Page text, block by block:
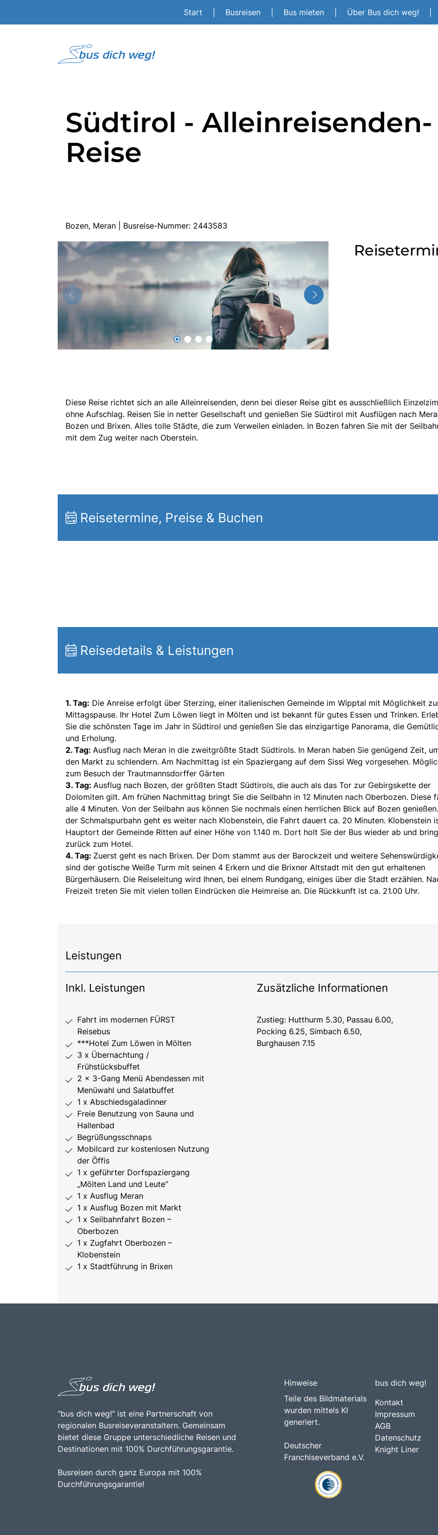
Start Busreisen Bus mieten Über Bus dich weg!
Südtirol - Alleinreisenden-
Reise
Bozen, Meran | Busreise-Nummer: 2443583
Diese Reise richtet sich an alle Alleinreisenden, denn bei dieser Reise gibt es ausschließlich
ohne Aufschlag. Reisen Sie in netter Gesellschaft und genießen Sie Südtirol mit Ausflügen nach
Bozen und Brixen. Alles tolle Städte, die zum Verweilen einladen. In Bozen fahren Sie mit der
mit dem Zug weiter nach Oberstein.
Reisetermine, Preise & Buchen
Reisedetails & Leistungen
1. Tag: Die Anreise erfolgt über Sterzing, einer italienischen Gemeinde im Wipptal mit Möglichkeit
Mittagspause. Ihr Hotel Zum Löwen liegt in Mölten und ist bekannt für gutes Essen und Trinken.
Sie die schönsten Tage im Jahr in Südtirol und genießen Sie das einzigartige Panorama, die
und Erholung.
2. Tag: Ausflug nach Meran in die zweitgrößte Stadt Südtirols. In Meran haben Sie genügend Zeit,
den Markt zu schlendern. Am Nachmittag ist ein Spaziergang auf dem Sissi Weg vorgesehen.
zum Besuch der Trautmannsdorffer Gärten
3. Tag: Ausflug nach Bozen, der größten Stadt Südtirols, die auch als das Tor zur Gebirgskette der
Dolomiten gilt. Am frühen Nachmittag bringt Sie die Seilbahn in 12 Minuten nach Oberbozen. Diese
alle 4 Minuten. Von der Seilbahn aus können Sie nochmals einen herrlichen Blick auf Bozen
der Schmalspurbahn geht es weiter nach Klobenstein, die Fahrt dauert ca. 20 Minuten. Klobenstein
Hauptort der Gemeinde Ritten auf einer Höhe von 1.140 m. Dort holt Sie der Bus wieder ab und
zurück zum Hotel.
4. Tag: Zuerst geht es nach Brixen. Der Dom stammt aus der Barockzeit und weitere
sind der gotische Weiße Turm mit seinen 4 Erkern und die Brixner Altstadt mit den gut erhaltenen
Bürgerhäusern. Die Reiseleitung wird Ihnen, bei einem Rundgang, einiges über die Stadt erzählen.
Freizeit treten Sie mit vielen tollen Eindrücken die Heimreise an. Die Rückkunft ist ca. 21.00 Uhr.
Leistungen
Inkl. Leistungen
Fahrt im modernen FÜRST
Reisebus
***Hotel Zum Löwen in Mölten
3 x Übernachtung /
Frühstücksbuffet
2 x 3-Gang Menü Abendessen mit
Menüwahl und Salatbuffet
1 x Abschiedsgaladinner
Freie Benutzung von Sauna und
Hallenbad
Begrüßungsschnaps
Mobilcard zur kostenlosen Nutzung
der Öffis
1 x geführter Dorfspaziergang
„Mölten Land und Leute“
1 x Ausflug Meran
1 x Ausflug Bozen mit Markt
1 x Seilbahnfahrt Bozen –
Oberbozen
1 x Zugfahrt Oberbozen –
Klobenstein
1 x Stadtführung in Brixen
Zusätzliche Informationen
Zustieg: Hutthurm 5.30, Passau 6.00,
Pocking 6.25, Simbach 6.50,
Burghausen 7.15
"bus dich weg!" ist eine Partnerschaft von
regionalen Busreiseveranstaltern. Gemeinsam
bietet diese Gruppe unterschiedliche Reisen und
Destinationen mit 100% Durchführungsgarantie.
Busreisen durch ganz Europa mit 100%
Durchführungsgarantie!
Hinweise
Teile des Bildmaterials
wurden mittels KI
generiert.
Deutscher
Franchiseverband e.V.
bus dich weg!
Kontakt
Impressum
AGB
Datenschutz
Knight Liner